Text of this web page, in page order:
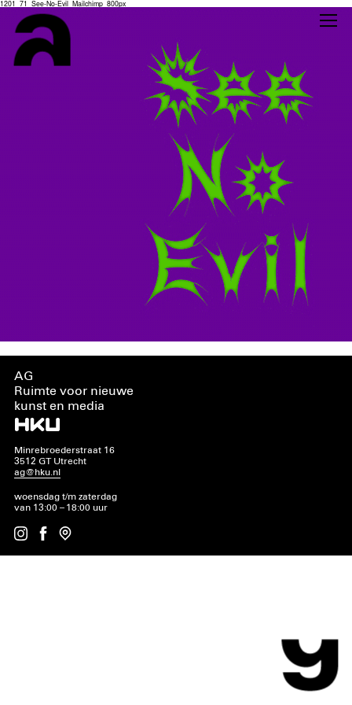
1201_71_See-No-Evil_Mailchimp_800px
AG
Ruimte voor nieuwe
kunst en media
Minrebroederstraat 16
3512 GT Utrecht
ag@hku.nl
woensdag t/m zaterdag
van 13:00 – 18:00 uur